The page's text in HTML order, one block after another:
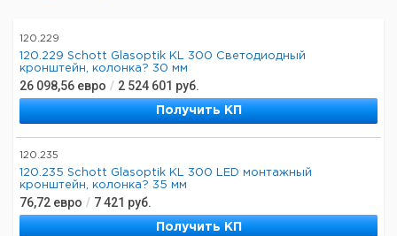
120.229
120.229 Schott Glasoptik KL 300 Светодиодный
кронштейн, колонка? 30 мм
26 098,56 евро / 2 524 601 руб.
Получить КП
120.235
120.235 Schott Glasoptik KL 300 LED монтажный
кронштейн, колонка? 35 мм
76,72 евро / 7 421 руб.
Получить КП